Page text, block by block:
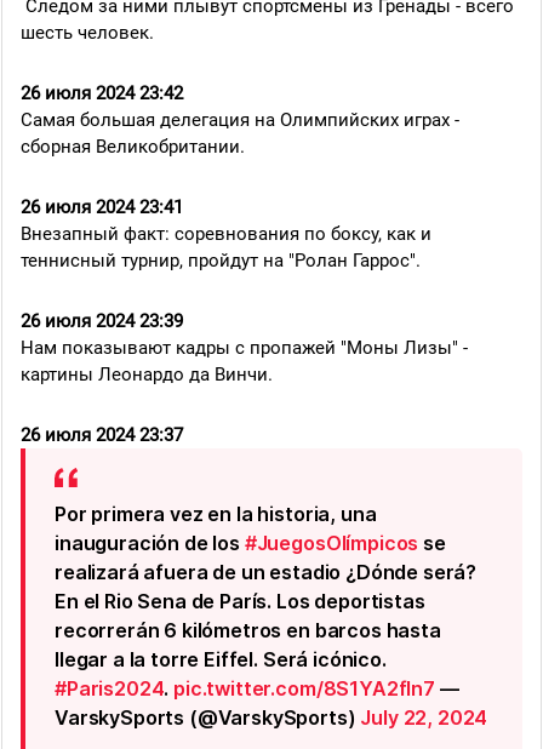
26 июля 2024 23:37
Por primera vez en la historia, una
inauguración de los #JuegosOlímpicos se
realizará afuera de un estadio ¿Dónde será?
En el Rio Sena de París. Los deportistas
recorrerán 6 kilómetros en barcos hasta
llegar a la torre Eiffel. Será icónico.
#Paris2024. pic.twitter.com/8S1YA2fln7 —
VarskySports (@VarskySports) July 22, 2024
26 июля 2024 23:39
Нам показывают кадры с пропажей "Моны Лизы" -
картины Леонардо да Винчи.
26 июля 2024 23:41
Внезапный факт: соревнования по боксу, как и
теннисный турнир, пройдут на "Ролан Гаррос".
26 июля 2024 23:42
Самая большая делегация на Олимпийских играх -
сборная Великобритании.
Следом за ними плывут спортсмены из Гренады - всего
шесть человек.